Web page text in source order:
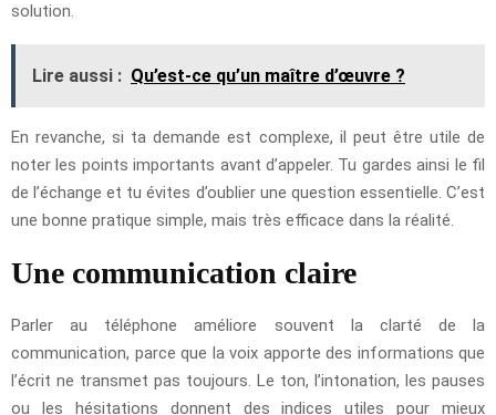
solution.
Lire aussi : Qu’est-ce qu’un maître d’œuvre ?
En revanche, si ta demande est complexe, il peut être utile de
noter les points importants avant d’appeler. Tu gardes ainsi le fil
de l’échange et tu évites d’oublier une question essentielle. C’est
une bonne pratique simple, mais très efficace dans la réalité.
Une communication claire
Parler au téléphone améliore souvent la clarté de la
communication, parce que la voix apporte des informations que
l’écrit ne transmet pas toujours. Le ton, l’intonation, les pauses
ou les hésitations donnent des indices utiles pour mieux